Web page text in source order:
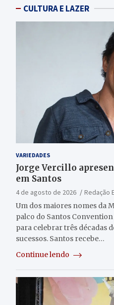
CULTURA E LAZER
VARIEDADES
Jorge Vercillo
em Santos
4 de agosto de 2026
Redação
Um dos maiores nomes da
palco do Santos
para celebrar três décadas
sucessos. Santos recebe…
Continue lendo